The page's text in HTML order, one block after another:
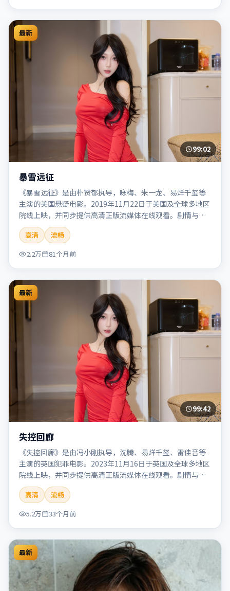
最新
99:02
暴雪远征
《暴雪远征》是由朴赞郁执导，咏梅、朱一龙、易烊千玺等
主演的美国悬疑电影。2019年11月22日于美国及全球多地区
院线上映，并同步提供高清正版流媒体在线观看。剧情与看
点：悬念层层推进，线索相互勾连，结局出人意料，适合推
理爱好者。本片适合检索「暴雪远征」「朴赞郁」「悬疑」
「美国」「2019」「2019-11-22上映」等关键词的影迷阅读
简介与主创信息。
高清
流畅
2.2万
81个月前
最新
99:42
失控回廊
《失控回廊》是由冯小刚执导，沈腾、易烊千玺、雷佳音等
主演的英国犯罪电影。2023年11月16日于英国及全球多地区
院线上映，并同步提供高清正版流媒体在线观看。剧情与看
点：聚焦案件与人性灰色地带，张力十足，兼具社会观察与
戏剧冲突。本片适合检索「失控回廊」「冯小刚」「犯罪」
「英国」「2023」「2023-11-16上映」等关键词的影迷阅读
简介与主创信息。
高清
流畅
5.2万
33个月前
最新